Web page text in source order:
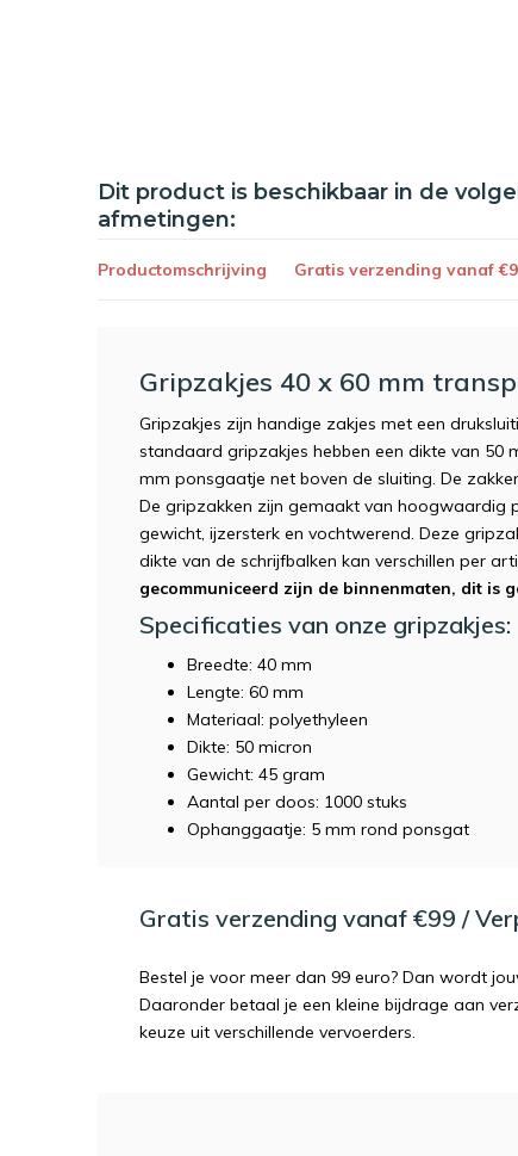
Dit product is beschikbaar in de
afmetingen:
Productomschrijving Gratis verzending vanaf
Gripzakjes 40 x 60 mm
Gripzakjes zijn handige zakjes met een
standaard gripzakjes hebben een dikte van 50
mm ponsgaatje net boven de sluiting. De
De gripzakken zijn gemaakt van hoogwaardig
gewicht, ijzersterk en vochtwerend. Deze
dikte van de schrijfbalken kan verschillen per
gecommuniceerd zijn de binnenmaten, dit is
Specificaties van onze gripzakjes:
Breedte: 40 mm
Lengte: 60 mm
Materiaal: polyethyleen
Dikte: 50 micron
Gewicht: 45 gram
Aantal per doos: 1000 stuks
Ophanggaatje: 5 mm rond ponsgat
Gratis verzending vanaf €99 /
Bestel je voor meer dan 99 euro? Dan wordt
Daaronder betaal je een kleine bijdrage aan
keuze uit verschillende vervoerders.